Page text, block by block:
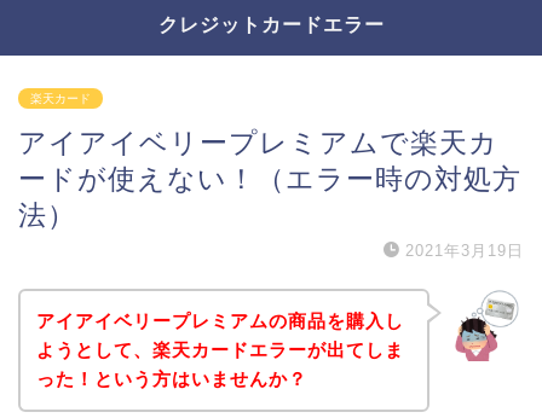
クレジットカードエラー
楽天カード
アイアイベリープレミアムで楽天カ
ードが使えない！（エラー時の対処方
法）
2021年3月19日
アイアイベリープレミアムの商品を購入し
ようとして、楽天カードエラーが出てしま
った！という方はいませんか？